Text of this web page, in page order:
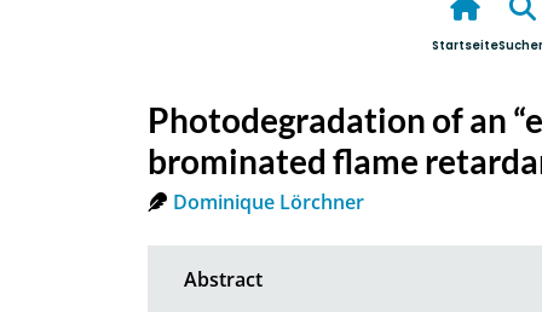
Startseite
Photodegradation of an
brominated flame
Dominique Lörchner